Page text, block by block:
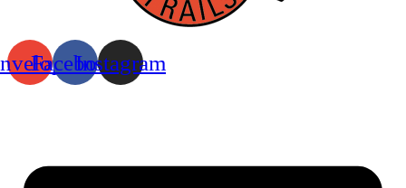
FacebookInstagram